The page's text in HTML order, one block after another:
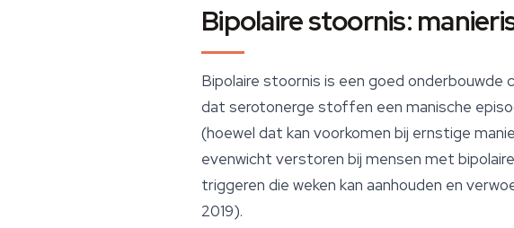
Bipolaire stoornis:
Bipolaire stoornis is een goed
dat serotonerge stoffen een manische
(hoewel dat kan voorkomen bij ernstige
evenwicht verstoren bij mensen met
triggeren die weken kan aanhouden en
2019).